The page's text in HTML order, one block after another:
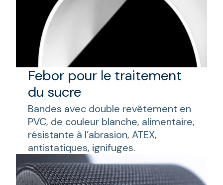
Febor pour le traitement
du sucre
Bandes avec double revêtement en
PVC, de couleur blanche, alimentaire,
résistante à l’abrasion, ATEX,
antistatiques, ignifuges.
FEBOR 21Y3F de trama flexible